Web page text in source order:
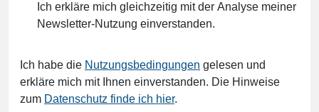
Ich erkläre mich gleichzeitig mit der Analyse meiner
Newsletter-Nutzung einverstanden.
Ich habe die Nutzungsbedingungen gelesen und
erkläre mich mit Ihnen einverstanden. Die Hinweise
zum Datenschutz finde ich hier.